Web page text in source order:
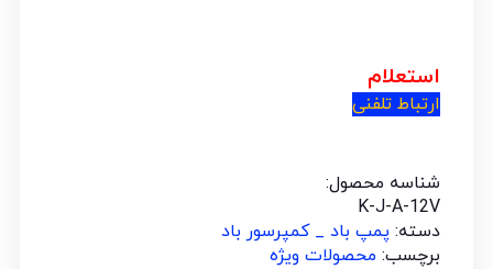
استعلام
ارتباط تلفنی
شناسه محصول:
K-J-A-12V
دسته: پمپ باد _ کمپرسور باد
برچسب: محصولات ویژه